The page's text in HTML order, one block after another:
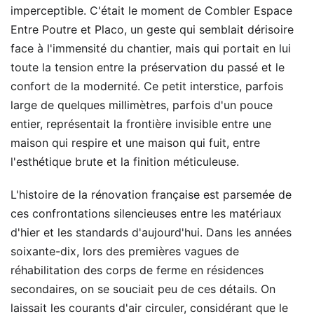
imperceptible. C'était le moment de Combler Espace
Entre Poutre et Placo, un geste qui semblait dérisoire
face à l'immensité du chantier, mais qui portait en lui
toute la tension entre la préservation du passé et le
confort de la modernité. Ce petit interstice, parfois
large de quelques millimètres, parfois d'un pouce
entier, représentait la frontière invisible entre une
maison qui respire et une maison qui fuit, entre
l'esthétique brute et la finition méticuleuse.
L'histoire de la rénovation française est parsemée de
ces confrontations silencieuses entre les matériaux
d'hier et les standards d'aujourd'hui. Dans les années
soixante-dix, lors des premières vagues de
réhabilitation des corps de ferme en résidences
secondaires, on se souciait peu de ces détails. On
laissait les courants d'air circuler, considérant que le